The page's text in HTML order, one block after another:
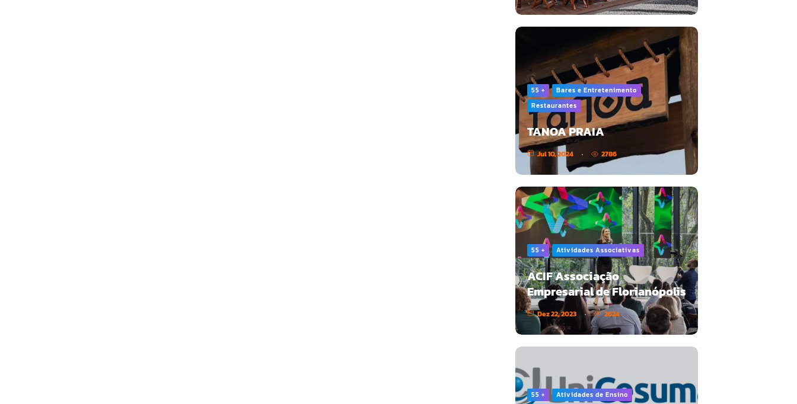
55 +
Bares e Entretenimento
Restaurantes
TANOA PRAIA
Jul 10, 2024 2786
55 + Atividades Associativas
ACIF Associação
Empresarial de Florianópolis
Dez 22, 2023 2624
55 +
Atividades de Ensino